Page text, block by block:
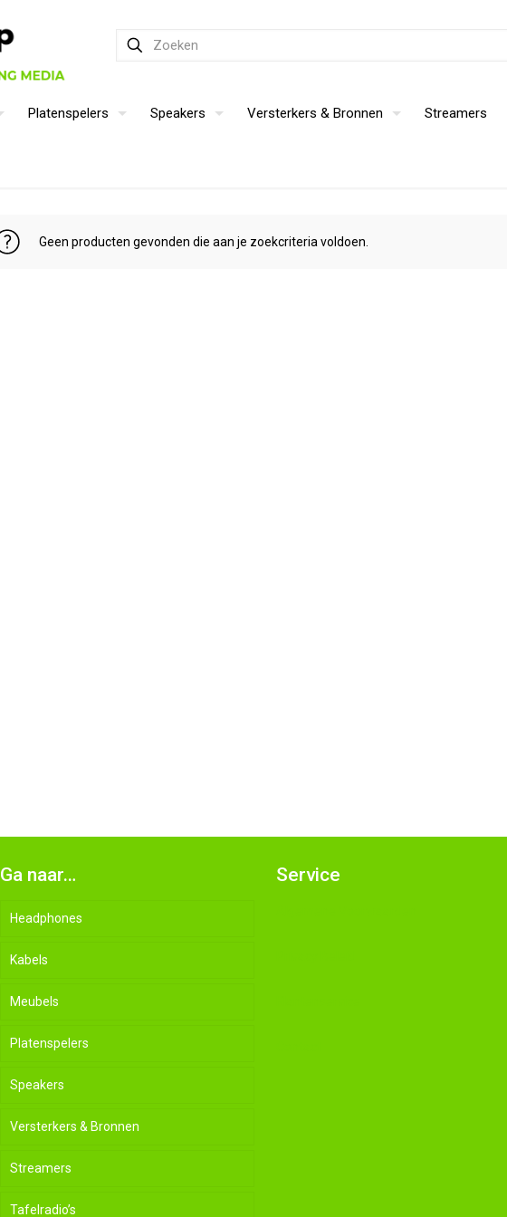
Platenspelers Speakers Versterkers & Bronnen Streamers
Geen producten gevonden die aan je zoekcriteria voldoen.
Ga naar…
Headphones
Kabels
Meubels
Platenspelers
Speakers
Versterkers & Bronnen
Streamers
Tafelradio’s
Service